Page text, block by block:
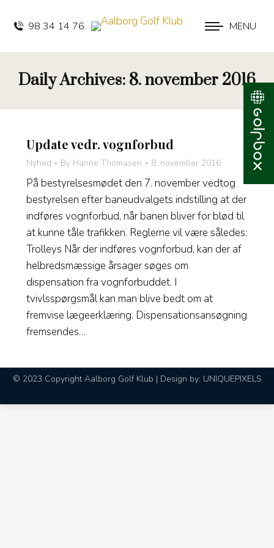
MENU
98 34 14 76
Daily Archives: 8. november 2016
Update vedr. vognforbud
Nyhed By Hanne Thomasen 8. november 2016
På bestyrelsesmødet den 7. november vedtog
bestyrelsen efter baneudvalgets indstilling at der
indføres vognforbud, når banen bliver for blød til
at kunne tåle trafikken. Reglerne vil være således:
Trolleys Når der indføres vognforbud, kan der af
helbredsmæssige årsager søges om
dispensation fra vognforbuddet. I
tvivlsspørgsmål kan man blive bedt om at
fremvise lægeerklæring. Dispensationsansøgning
fremsendes…
© 2023 Copyright Aalborg Golf Klub | Design by: UNIQUEPIXELS